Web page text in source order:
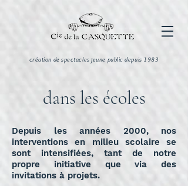
création de spectacles jeune public depuis 1983
dans les écoles
Depuis les années 2000, nos
interventions en milieu scolaire se
sont intensifiées, tant de notre
propre initiative que via des
invitations à projets.